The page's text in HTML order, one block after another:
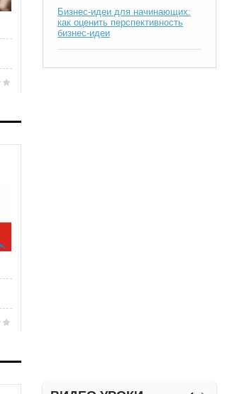
Бизнес-идеи для начинающих:
как оценить перспективность
бизнес-идеи